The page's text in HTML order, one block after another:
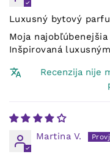
Luxusný bytový
Moja
Inšpirovaná
Recenzija nije
Martina V.